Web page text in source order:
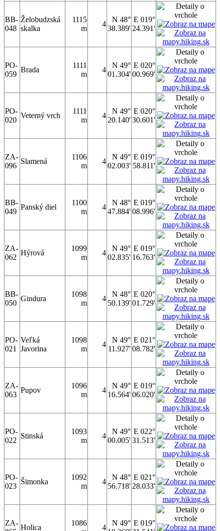
BB-
048
Želobudzská
skalka
1115
m
4
N 48°
38.389'
E 019°
24.391'
PO-
059
Brada
1111
m
4
N 49°
01.304'
E 020°
00.969'
PO-
020
Veterný vrch
1111
m
4
N 49°
20.140'
E 020°
30.601'
ZA-
096
Slamená
1106
m
4
N 49°
02.003'
E 019°
58.811'
BB-
049
Panský diel
1100
m
4
N 48°
47.884'
E 019°
08.996'
ZA-
062
Hýrová
1099
m
4
N 49°
02.835'
E 019°
16.763'
BB-
050
Gindura
1098
m
4
N 48°
50.139'
E 020°
01.729'
PO-
021
Veľká
Javorina
1098
m
4
N 49°
11.927'
E 021°
08.782'
ZA-
063
Pupov
1096
m
4
N 49°
16.564'
E 019°
06.020'
PO-
022
Stinská
1093
m
4
N 49°
00.005'
E 022°
31.513'
PO-
023
Šimonka
1092
m
4
N 48°
56.718'
E 021°
28.033'
ZA-
Holica
1086
4
N 49° E 019°